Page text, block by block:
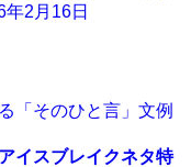
年2月16日
「そのひと言」文例
イスブレイクネタ特